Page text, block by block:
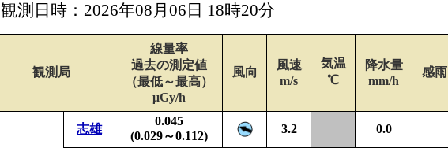
観測日時：2026年08月06日 18時20分
観測局
線量率
過去の測定値
（最低～最高）
μGy/h
風向
風速
m/s
気温
℃
降水量
mm/h
感雨
志雄
0.045
(0.029～0.112)
3.2 0.0